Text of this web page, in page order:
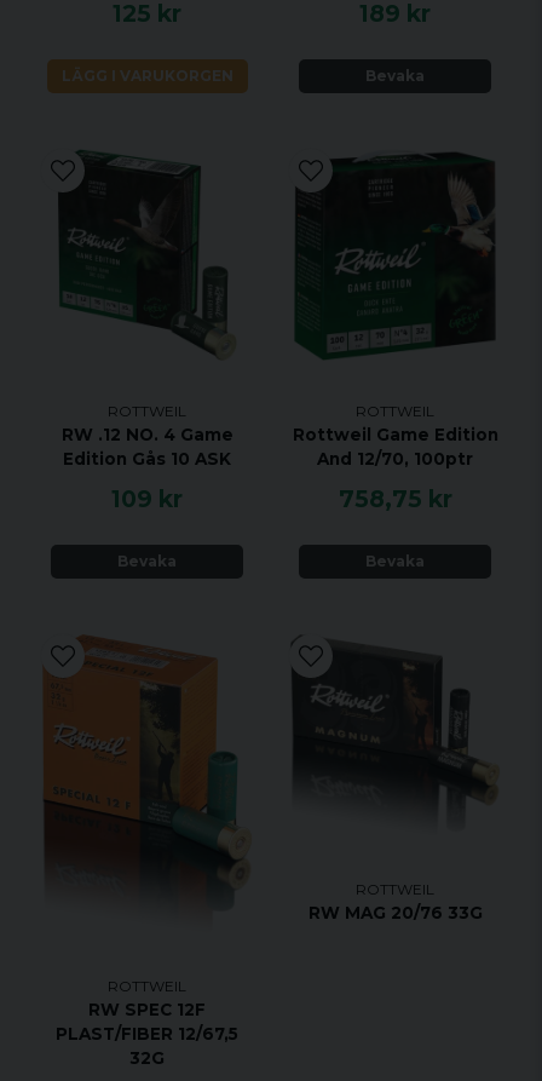
125 kr
LÄGG I VARUKORGEN
189 kr
Bevaka
ROTTWEIL
RW .12 NO. 4 Game
Edition Gås 10 ASK
109 kr
Bevaka
ROTTWEIL
Rottweil Game Edition
And 12/70, 100ptr
758,75 kr
Bevaka
ROTTWEIL
RW SPEC 12F
PLAST/FIBER 12/67,5
32G
ROTTWEIL
RW MAG 20/76 33G